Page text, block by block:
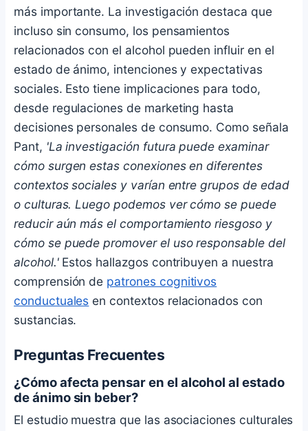
más importante. La investigación destaca que
incluso sin consumo, los pensamientos
relacionados con el alcohol pueden influir en el
estado de ánimo, intenciones y expectativas
sociales. Esto tiene implicaciones para todo,
desde regulaciones de marketing hasta
decisiones personales de consumo. Como señala
Pant, 'La investigación futura puede examinar
cómo surgen estas conexiones en diferentes
contextos sociales y varían entre grupos de edad
o culturas. Luego podemos ver cómo se puede
reducir aún más el comportamiento riesgoso y
cómo se puede promover el uso responsable del
alcohol.'Estos hallazgos contribuyen a nuestra
comprensión de patrones cognitivos
conductuales en contextos relacionados con
sustancias.
Preguntas Frecuentes
¿Cómo afecta pensar en el alcohol al estado
de ánimo sin beber?
El estudio muestra que las asociaciones culturales